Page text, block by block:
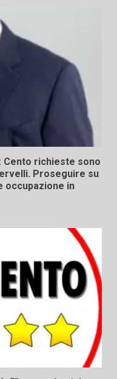
Cento richieste sono
Proseguire su
occupazione in